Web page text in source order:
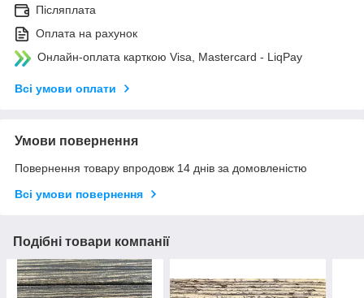
Післяплата
Оплата на рахунок
Онлайн-оплата карткою Visa, Mastercard - LiqPay
Всі умови оплати
Умови повернення
Повернення товару впродовж 14 днів за домовленістю
Всі умови повернення
Подібні товари компанії